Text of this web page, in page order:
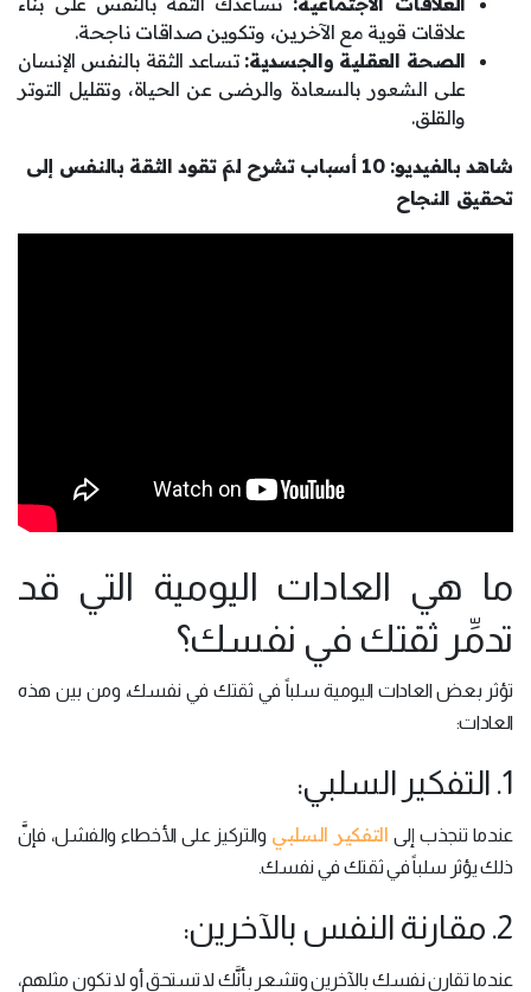
علاقات قوية مع الآخرين، وتكوين صداقات ناجحة.
الصحة العقلية والجسدية: تساعد الثقة بالنفس الإنسان
على الشعور بالسعادة والرضى عن الحياة، وتقليل التوتر
والقلق.
شاهد بالفيديو: 10 أسباب تشرح لمَ تقود الثقة بالنفس إلى
تحقيق النجاح
ما هي العادات اليومية التي قد
تدمِّر ثقتك في نفسك؟
تؤثر بعض العادات اليومية سلباً في ثقتك في نفسك، ومن بين هذه
العادات:
1. التفكير السلبي:
عندما تنجذب إلى التفكير السلبي والتركيز على الأخطاء والفشل، فإنَّ
ذلك يؤثر سلباً في ثقتك في نفسك.
2. مقارنة النفس بالآخرين:
عندما تقارن نفسك بالآخرين وتشعر بأنَّك لا تستحق أو لا تكون مثلهم،